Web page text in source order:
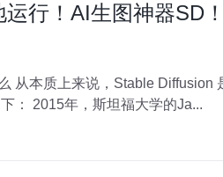
运行！AI生图神器SD
文本提示和图像提示来生成图像。 其诞生历程如下： 2015年，斯坦福大学的Ja...